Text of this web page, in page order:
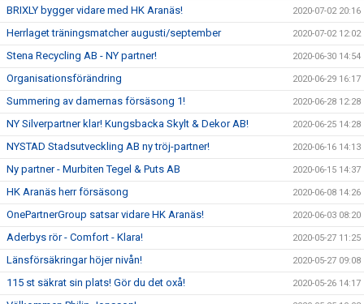
BRIXLY bygger vidare med HK Aranäs! 2020-07-02 20:16
Herrlaget träningsmatcher augusti/september 2020-07-02 12:02
Stena Recycling AB - NY partner! 2020-06-30 14:54
Organisationsförändring 2020-06-29 16:17
Summering av damernas försäsong 1! 2020-06-28 12:28
NY Silverpartner klar! Kungsbacka Skylt & Dekor AB! 2020-06-25 14:28
NYSTAD Stadsutveckling AB ny tröj-partner! 2020-06-16 14:13
Ny partner - Murbiten Tegel & Puts AB 2020-06-15 14:37
HK Aranäs herr försäsong 2020-06-08 14:26
OnePartnerGroup satsar vidare HK Aranäs! 2020-06-03 08:20
Aderbys rör - Comfort - Klara! 2020-05-27 11:25
Länsförsäkringar höjer nivån! 2020-05-27 09:08
115 st säkrat sin plats! Gör du det oxå! 2020-05-26 14:17